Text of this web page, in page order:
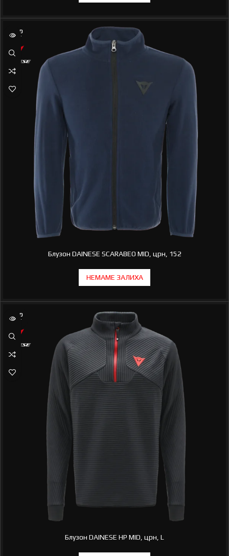
SOLD
OUT
Блузон DAINESE SCARABEO MID, црн, 152
SOLD
OUT
Блузон DAINESE HP MID, црн, L